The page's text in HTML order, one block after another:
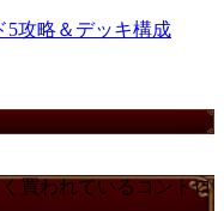
5攻略＆デッキ構成
買われているコントロ